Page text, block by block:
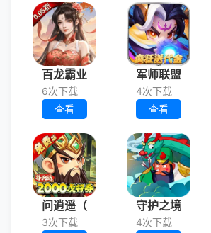
百龙霸业
6次下载
查看
军师联盟
4次下载
查看
问逍遥（
3次下载
守护之境
4次下载